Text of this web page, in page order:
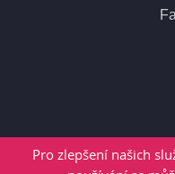
Pro zlepšení našich